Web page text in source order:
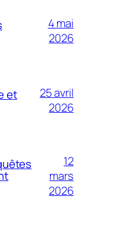
4 mai
2026
et
25 avril
2026
12
mars
2026